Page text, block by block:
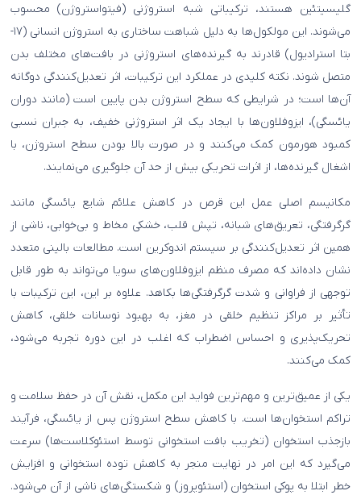
گلیسیتئین هستند، ترکیباتی شبه استروژنی (فیتواستروژن) محسوب
می‌شوند. این مولکول‌ها به دلیل شباهت ساختاری به استروژن انسانی (۱۷-
بتا استرادیول) قادرند به گیرنده‌های استروژنی در بافت‌های مختلف بدن
متصل شوند. نکته کلیدی در عملکرد این ترکیبات، اثر تعدیل‌کنندگی دوگانه
آن‌ها است؛ در شرایطی که سطح استروژن بدن پایین است (مانند دوران
یائسگی)، ایزوفلاون‌ها با ایجاد یک اثر استروژنی خفیف، به جبران نسبی
کمبود هورمون کمک می‌کنند و در صورت بالا بودن سطح استروژن، با
اشغال گیرنده‌ها، از اثرات تحریکی بیش از حد آن جلوگیری می‌نمایند.
مکانیسم اصلی عمل این قرص در کاهش علائم شایع یائسگی مانند
گرگرفتگی، تعریق‌های شبانه، تپش قلب، خشکی مخاط و بی‌خوابی، ناشی از
همین اثر تعدیل‌کنندگی بر سیستم اندوکرین است. مطالعات بالینی متعدد
نشان داده‌اند که مصرف منظم ایزوفلاون‌های سویا می‌تواند به طور قابل
توجهی از فراوانی و شدت گرگرفتگی‌ها بکاهد. علاوه بر این، این ترکیبات با
تأثیر بر مراکز تنظیم خلقی در مغز، به بهبود نوسانات خلقی، کاهش
تحریک‌پذیری و احساس اضطراب که اغلب در این دوره تجربه می‌شود،
کمک می‌کنند.
یکی از عمیق‌ترین و مهم‌ترین فواید این مکمل، نقش آن در حفظ سلامت و
تراکم استخوان‌ها است. با کاهش سطح استروژن پس از یائسگی، فرآیند
بازجذب استخوان (تخریب بافت استخوانی توسط استئوکلاست‌ها) سرعت
می‌گیرد که این امر در نهایت منجر به کاهش توده استخوانی و افزایش
خطر ابتلا به پوکی استخوان (استئوپروز) و شکستگی‌های ناشی از آن می‌شود.